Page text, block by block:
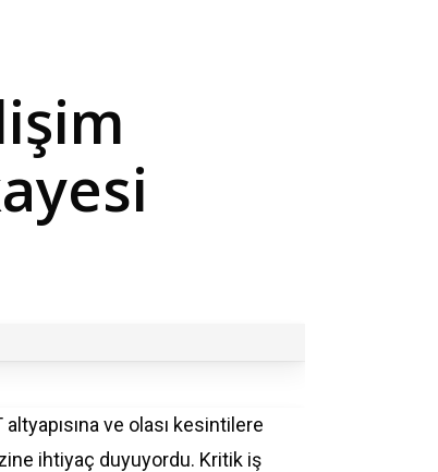
ve olası kesintilere
ihtiyaç duyuyordu. Kritik iş